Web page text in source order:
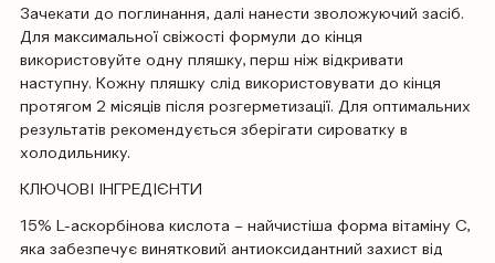
Зачекати до поглинання, далі нанести зволожуючий засіб.
Для максимальної свіжості формули до кінця
використовуйте одну пляшку, перш ніж відкривати
наступну. Кожну пляшку слід використовувати до кінця
протягом 2 місяців після розгерметизації. Для оптимальних
результатів рекомендується зберігати сироватку в
холодильнику.
КЛЮЧОВІ ІНГРЕДІЄНТИ
15% L-аскорбінова кислота – найчистіша форма вітаміну С,
яка забезпечує винятковий антиоксидантний захист від